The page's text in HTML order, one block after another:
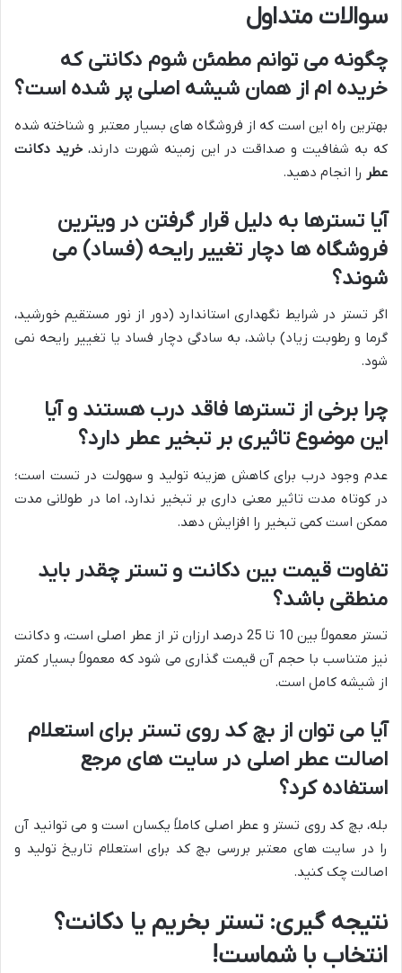
سوالات متداول
چگونه می توانم مطمئن شوم دکانتی که
خریده ام از همان شیشه اصلی پر شده است؟
بهترین راه این است که از فروشگاه های بسیار معتبر و شناخته شده
که به شفافیت و صداقت در این زمینه شهرت دارند،خرید دکانت
عطر را انجام دهید.
آیا تسترها به دلیل قرار گرفتن در ویترین
فروشگاه ها دچار تغییر رایحه (فساد) می
شوند؟
اگر تستر در شرایط نگهداری استاندارد (دور از نور مستقیم خورشید،
گرما و رطوبت زیاد) باشد، به سادگی دچار فساد یا تغییر رایحه نمی
شود.
چرا برخی از تسترها فاقد درب هستند و آیا
این موضوع تاثیری بر تبخیر عطر دارد؟
عدم وجود درب برای کاهش هزینه تولید و سهولت در تست است؛
در کوتاه مدت تاثیر معنی داری بر تبخیر ندارد، اما در طولانی مدت
ممکن است کمی تبخیر را افزایش دهد.
تفاوت قیمت بین دکانت و تستر چقدر باید
منطقی باشد؟
تستر معمولاً بین 10 تا 25 درصد ارزان تر از عطر اصلی است، و دکانت
نیز متناسب با حجم آن قیمت گذاری می شود که معمولاً بسیار کمتر
از شیشه کامل است.
آیا می توان از بچ کد روی تستر برای استعلام
اصالت عطر اصلی در سایت های مرجع
استفاده کرد؟
بله، بچ کد روی تستر و عطر اصلی کاملاً یکسان است و می توانید آن
را در سایت های معتبر بررسی بچ کد برای استعلام تاریخ تولید و
اصالت چک کنید.
نتیجه گیری: تستر بخریم یا دکانت؟
انتخاب با شماست!